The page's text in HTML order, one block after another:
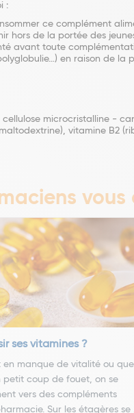
:
ce complément
hors de la portée des
avant toute
en raison de la
microcristalline -
vitamine B2
vous
ses vitamines ?
en manque de vitalité ou que
petit coup de fouet, on se
vers des compléments
Sur les étagères se